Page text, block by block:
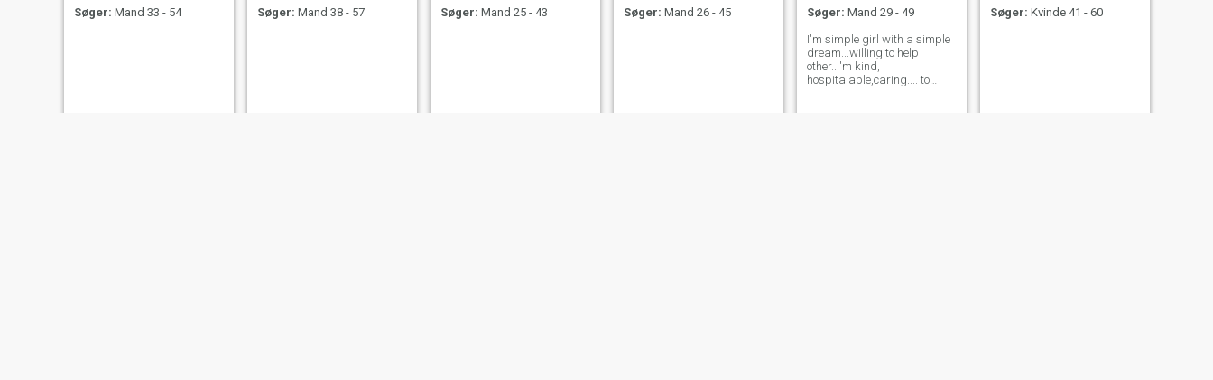
Søger: Mand 33 - 54
Søger: Mand 38 - 57
Søger: Mand 25 - 43
Søger: Mand 26 - 45
Søger: Mand 29 - 49
I'm simple girl with a simple
dream...willing to help
other..I'm kind,
hospitalable,caring.... to
Søger: Kvinde 41 - 60